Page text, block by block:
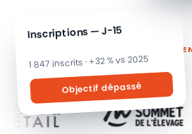
Inscriptions — J-15
1 847 inscrits · +32 % vs 2025
Objectif dépassé
ILS PILOTENT LEURS